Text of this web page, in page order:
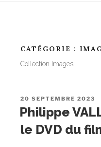
CATÉGORIE :
Collection Images
PUBLIÉ
20 SEPTEMBRE 2023
Philippe
le DVD du